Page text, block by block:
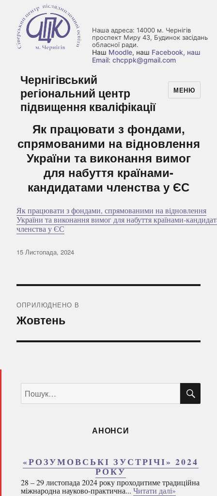
Наша адреса: 14000 м. Чернігів
проспект Миру 43, Будинок засідань
обласної ради.
Наш Moodle, наш Facebook, наш
Email: chcppk@gmail.com
Чернігівський
регіональний центр
підвищення кваліфікації
МЕНЮ
Як працювати з фондами,
спрямованими на відновлення
України та виконання вимог
для набуття країнами-
кандидатами членства у ЄС
Як працювати з фондами, спрямованими на відновлення
України та виконання вимог для набуття країнами-
членства у ЄС
Оприлюднено
15 Листопада, 2024
записів
ОПРИЛЮДНЕНО В
Жовтень
за
запитом:
АНОНСИ
«РОЗУМОВСЬКІ ЗУСТРІЧІ» 2024
РОКУ
28 – 29 листопада 2024 року проходитиме традиційна
міжнародна науково-практична... Читати далі»